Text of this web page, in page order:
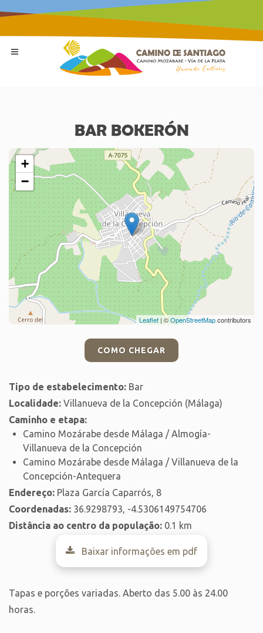
BAR BOKERÓN
+
−
Leaflet | ©OpenStreetMapcontributors
COMO CHEGAR
Tipo de estabelecimento: Bar
Localidade: Villanueva de la Concepción (Málaga)
Caminho e etapa:
Camino Mozárabe desde Málaga / Almogía-
Villanueva de la Concepción
Camino Mozárabe desde Málaga / Villanueva de la
Concepción-Antequera
Endereço: Plaza García Caparrós, 8
Coordenadas: 36.9298793, -4.5306149754706
Distância ao centro da população: 0.1 km
Baixar informações em pdf
Tapas e porções variadas. Aberto das 5.00 às 24.00
horas.